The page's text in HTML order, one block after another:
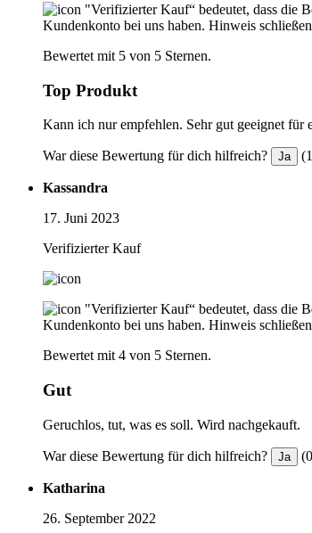
"Verifizierter Kauf“ bedeutet, dass die
Kundenkonto bei uns haben. Hinweis schließen
Bewertet mit 5 von 5 Sternen.
Top Produkt
Kann ich nur empfehlen. Sehr gut geeignet
War diese Bewertung für dich hilfreich? Ja
Kassandra
17. Juni 2023
Verifizierter Kauf
"Verifizierter Kauf“ bedeutet, dass die
Kundenkonto bei uns haben. Hinweis schließen
Bewertet mit 4 von 5 Sternen.
Gut
Geruchlos, tut, was es soll. Wird nachgekauft.
War diese Bewertung für dich hilfreich? Ja
Katharina
26. September 2022